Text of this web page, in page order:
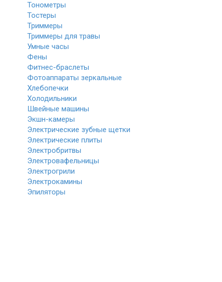
Тонометры
Тостеры
Триммеры
Триммеры для травы
Умные часы
Фены
Фитнес-браслеты
Фотоаппараты зеркальные
Хлебопечки
Холодильники
Швейные машины
Экшн-камеры
Электрические зубные щетки
Электрические плиты
Электробритвы
Электровафельницы
Электрогрили
Электрокамины
Эпиляторы